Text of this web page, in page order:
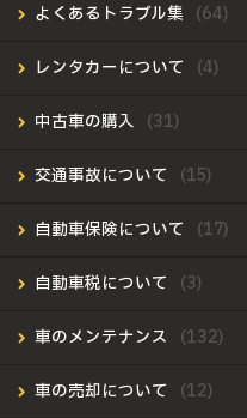
よくあるトラブル集
レンタカーについて
中古車の購入
交通事故について
自動車保険について
自動車税について
車のメンテナンス
車の売却について